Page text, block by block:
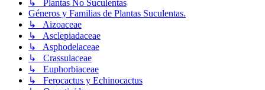
↳ Plantas No Suculentas
Géneros y Familias de Plantas Suculentas.
↳ Aizoaceae
↳ Asclepiadaceae
↳ Asphodelaceae
↳ Crassulaceae
↳ Euphorbiaceae
↳ Ferocactus y Echinocactus